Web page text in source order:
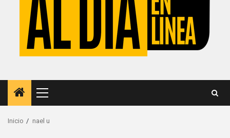
Menú
principal
Inicio nael u